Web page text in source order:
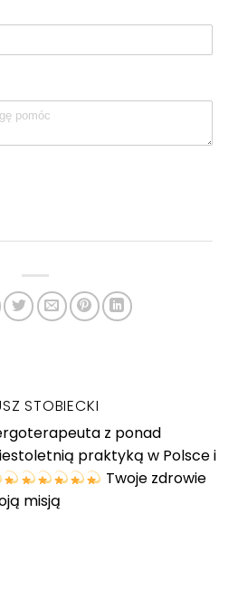
STOBIECKI
z ponad
praktyką w Polsce i
Twoje zdrowie
misją